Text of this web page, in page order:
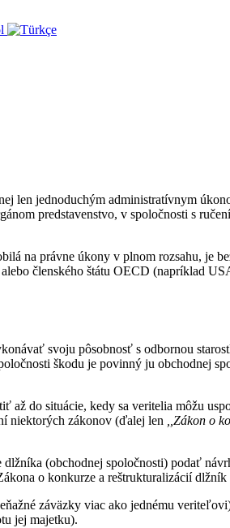
len jednoduchým administratívnym
predstavenstvo, v spoločnosti s
na právne úkony v plnom rozsahu, je
členského štátu OECD (napríklad
svoju pôsobnosť s odbornou
škodu je povinný ju obchodnej
do situácie, kedy sa veritelia môžu
niektorých zákonov (ďalej len ,,Zákon o
(obchodnej spoločnosti) podať
o konkurze a reštrukturalizácií
záväzky viac ako jednému
jej majetku).